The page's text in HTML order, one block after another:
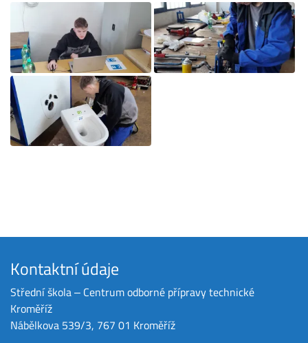
Kontaktní údaje
Střední škola ‒ Centrum odborné přípravy technické
Kroměříž
Nábělkova 539/3, 767 01 Kroměříž